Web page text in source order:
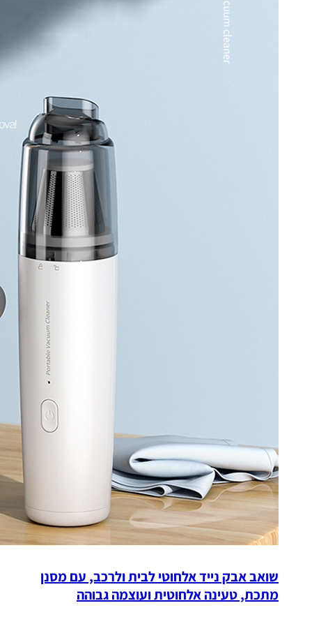
שואב אבק נייד אלחוטי לבית ולרכב, עם מסנן
מתכת, טעינה אלחוטית ועוצמה גבוהה